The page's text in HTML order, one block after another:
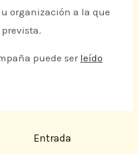
organización a la que
puede serleído
Entrada